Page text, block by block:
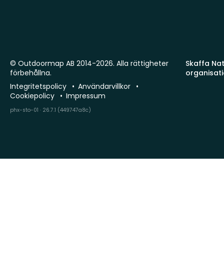
Skaffa
© Outdoormap AB 2014-2026. Alla rättigheter
förbehållna.
Integritetspolicy
Användarvillkor
Cookiepolicy
Impressum
phx-sto-01 · 26.7.1 (449747a8c)